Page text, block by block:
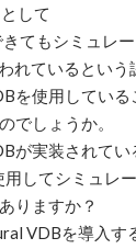
して
てもシミュレ
れているという
を使用している
でしょうか。
が実装されて
してシミュレ
りますか？
VDBを導入す